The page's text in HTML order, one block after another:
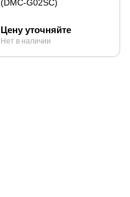
(DMC-G02SC)
Цену уточняйте
Нет в наличии